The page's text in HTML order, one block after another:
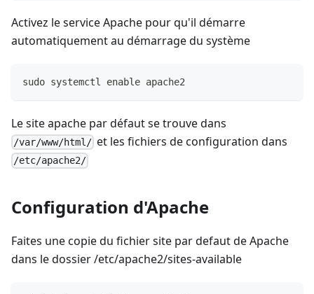
Activez le service Apache pour qu'il démarre
automatiquement au démarrage du système
sudo systemctl enable apache2
Le site apache par défaut se trouve dans
/var/www/html/ et les fichiers de configuration dans
/etc/apache2/
Configuration d'Apache
Faites une copie du fichier site par defaut de Apache
dans le dossier /etc/apache2/sites-available